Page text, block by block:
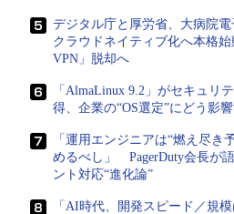
デジタル庁と厚労省、大病院
クラウドネイティブ化へ本格
VPN」脱却へ
「AlmaLinux 9.2」がセキュリ
得、企業の“OS選定”にどう影
「運用エンジニアは“燃え尽き
めるべし」 PagerDuty会長が
ント対応“進化論”
「AI時代、開発スピード／規